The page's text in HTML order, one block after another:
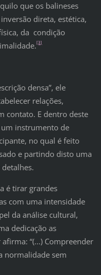
que os balineses
direta, estética,
da condição
[3]
densa”, ele
relações,
contato. E dentro deste
instrumento de
no qual é feito
e partindo disto uma
é tirar grandes
com uma intensidade
da análise cultural,
dedicação as
“(...) Compreender
normalidade sem